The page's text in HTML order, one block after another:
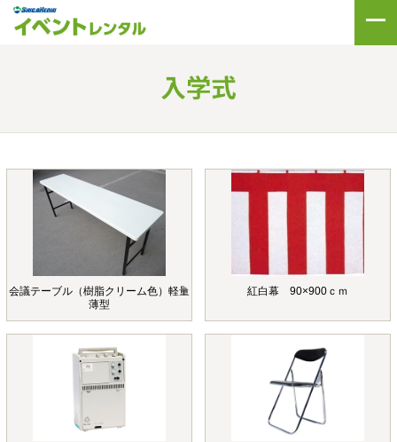
会議テーブル（樹脂クリーム色）軽量
薄型
紅白幕 90×900ｃｍ